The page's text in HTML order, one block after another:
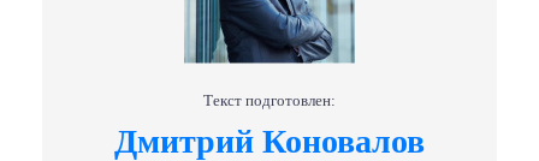
Текст подготовлен:
Дмитрий Коновалов